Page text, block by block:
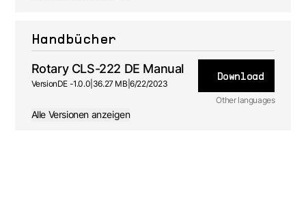
Handbücher
Rotary CLS-222 DE Manual
VersionDE -1.0.0 36.27 MB |6/22/2023
Download
Other languages
Alle Versionen anzeigen